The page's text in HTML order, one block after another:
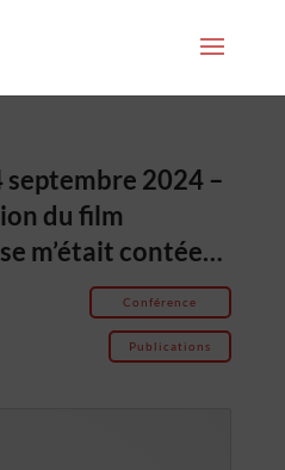
2024 –
du film
m’était contée…
Conférence
Publications